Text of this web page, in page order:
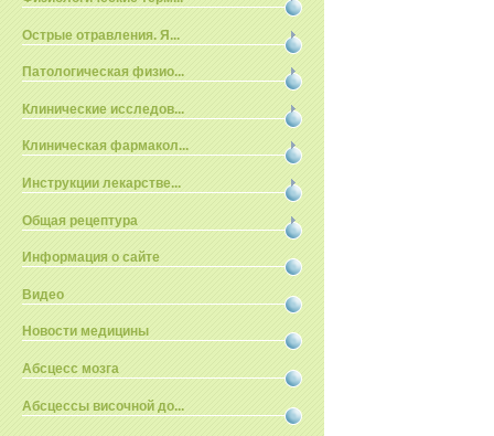
Острые отравления. Я...
Патологическая физио...
Клинические исследов...
Клиническая фармакол...
Инструкции лекарстве...
Общая рецептура
Информация о сайте
Видео
Новости медицины
Абсцесс мозга
Абсцессы височной до...